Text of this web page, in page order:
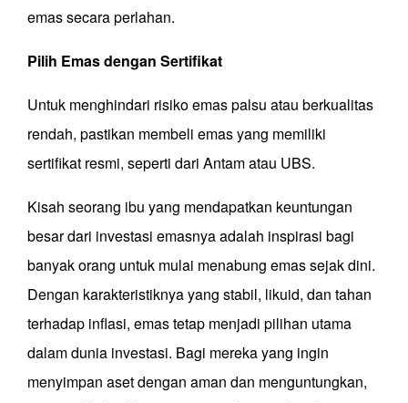
emas secara perlahan.
Pilih Emas dengan Sertifikat
Untuk menghindari risiko emas palsu atau berkualitas
rendah, pastikan membeli emas yang memiliki
sertifikat resmi, seperti dari Antam atau UBS.
Kisah seorang ibu yang mendapatkan keuntungan
besar dari investasi emasnya adalah inspirasi bagi
banyak orang untuk mulai menabung emas sejak dini.
Dengan karakteristiknya yang stabil, likuid, dan tahan
terhadap inflasi, emas tetap menjadi pilihan utama
dalam dunia investasi. Bagi mereka yang ingin
menyimpan aset dengan aman dan menguntungkan,